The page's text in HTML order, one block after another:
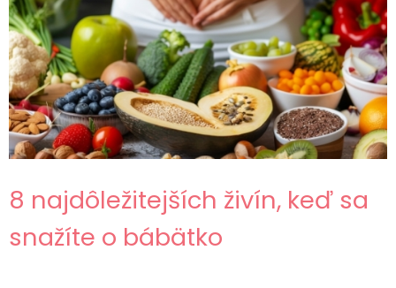
8 najdôležitejších živín, keď sa
snažíte o bábätko